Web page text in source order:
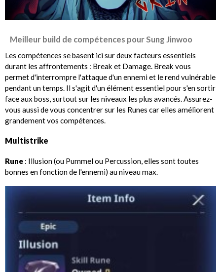
Meilleur build de compétences pour Sung Jinwoo
Les compétences se basent ici sur deux facteurs essentiels
durant les affrontements : Break et Damage. Break vous
permet d'interrompre l'attaque d'un ennemi et le rend vulnérable
pendant un temps. Il s'agit d'un élément essentiel pour s'en sortir
face aux boss, surtout sur les niveaux les plus avancés. Assurez-
vous aussi de vous concentrer sur les Runes car elles améliorent
grandement vos compétences.
Multistrike
Rune : Illusion (ou Pummel ou Percussion, elles sont toutes
bonnes en fonction de l'ennemi) au niveau max.